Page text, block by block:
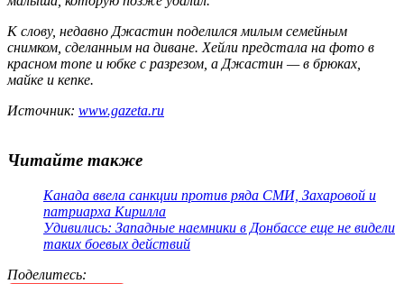
К слову, недавно Джастин поделился милым семейным
снимком, сделанным на диване. Хейли предстала на фото в
красном топе и юбке с разрезом, а Джастин — в брюках,
майке и кепке.
Источник: www.gazeta.ru
Читайте также
Канада ввела санкции против ряда СМИ, Захаровой и
патриарха Кирилла
Удивились: Западные наемники в Донбассе еще не видели
таких боевых действий
Поделитесь: